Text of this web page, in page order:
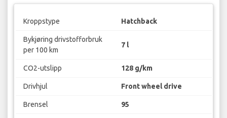
Kroppstype Hatchback
Bykjøring drivstofforbruk
per 100 km
7 l
CO2-utslipp 128 g/km
Drivhjul Front wheel drive
Brensel 95